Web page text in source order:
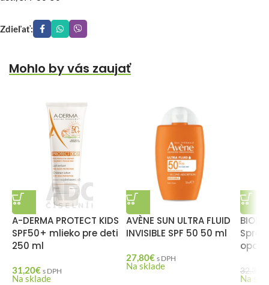
Zdieľať:
Mohlo by vás zaujať
A-DERMA PROTECT KIDS
SPF50+ mlieko pre deti
250 ml
31,20€ s DPH
Na sklade
AVÈNE SUN ULTRA FLUID
INVISIBLE SPF 50 50 ml
27,80€ s DPH
Na sklade
Sprej
32,33
Na